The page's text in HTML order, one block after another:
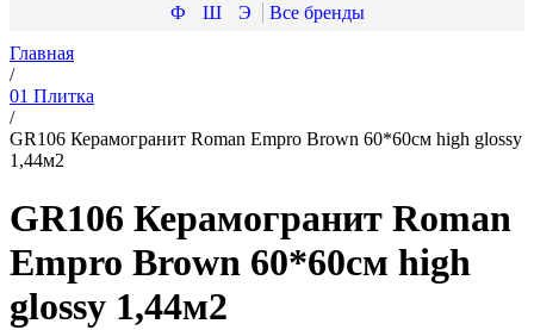
Ф
Ш
Э
Главная
/
01 Плитка
/
GR106 Керамогранит Roman Empro Brown 60*60см high glossy
1,44м2
GR106 Керамогранит Roman
Empro Brown 60*60см high
glossy 1,44м2